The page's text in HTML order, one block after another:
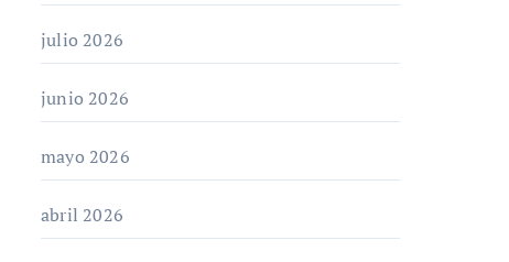
julio 2026
junio 2026
mayo 2026
abril 2026